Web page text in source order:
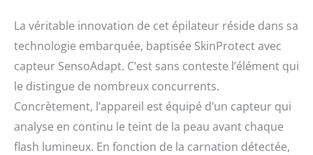
La véritable innovation de cet épilateur réside dans sa
technologie embarquée, baptisée SkinProtect avec
capteur SensoAdapt. C’est sans conteste l’élément qui
le distingue de nombreux concurrents.
Concrètement, l’appareil est équipé d’un capteur qui
analyse en continu le teint de la peau avant chaque
flash lumineux. En fonction de la carnation détectée,